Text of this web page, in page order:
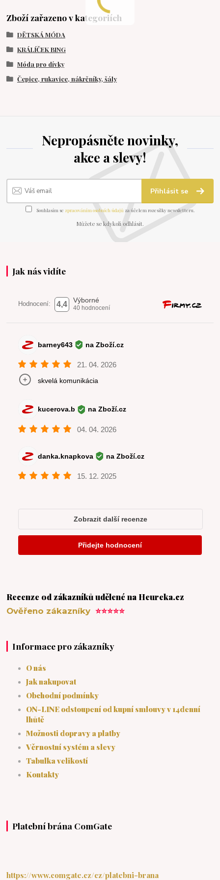
Zboží zařazeno v kategoriích
DĚTSKÁ MÓDA
KRÁLÍČEK BING
Móda pro dívky
Čepice, rukavice, nákrčníky, šály
Nepropásněte novinky,
akce a slevy!
Přihlásit se
Souhlasím se zpracováním osobních údajů za účelem rozesílky newsletteru.
Můžete se kdykoli odhlásit.
Jak nás vidíte
Recenze od zákazníků udělené na Heureka.cz
Ověřeno zákazníky⭐⭐⭐⭐⭐
Informace pro zákazníky
O nás
Jak nakupovat
Obchodní podmínky
ON-LINE odstoupení od kupní smlouvy v 14denní
lhůtě
Možnosti dopravy a platby
Věrnostní systém a slevy
Tabulka velikostí
Kontakty
Platební brána ComGate
https://www.comgate.cz/cz/platebni-brana